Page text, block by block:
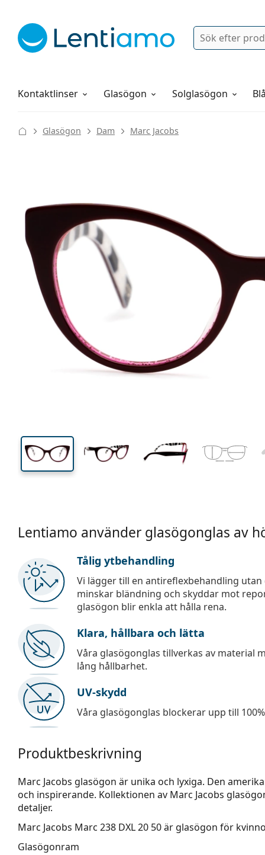
Sök
Kontaktlinser
Linsvätskor Glasögon Solglasögon
Allt om att handla hos oss
Glasögon Dam Marc Jacobs
Bredd
48 mm
Linshöjd
50 mm
Linsbredd
Linsbredd
Lentiamo använder glasögonglas av
Tålig ytbehandling
Vi lägger till en antireflexbehandling
minskar bländning och skyddar mot
glasögon blir enkla att hålla rena.
Klara, hållbara och lätta
Våra glasögonglas tillverkas av material
lång hållbarhet.
UV-skydd
Våra glasögonglas blockerar upp till
Produktbeskrivning
Marc Jacobs glasögon är unika och lyxiga. Den
och inspirerande. Kollektionen av Marc Jacobs
detaljer.
Marc Jacobs Marc 238 DXL 20 50är glasögon för
Glasögonram